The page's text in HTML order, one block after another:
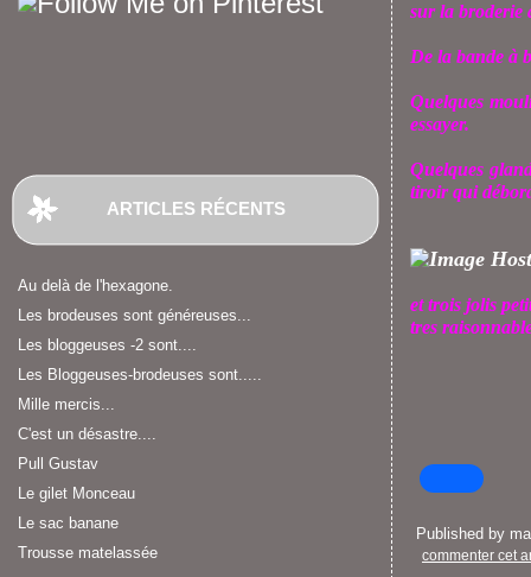
ARTICLES RÉCENTS
Au delà de l'hexagone.
Les brodeuses sont généreuses...
Les bloggeuses -2 sont....
Les Bloggeuses-brodeuses sont.....
Mille mercis...
C'est un désastre....
Pull Gustav
Le gilet Monceau
Le sac banane
Trousse matelassée
sur la broderie
De la bande à
Quelques
essayer.
Quelques
tiroir qui
et trois jolis
tres
Published by
commenter cet